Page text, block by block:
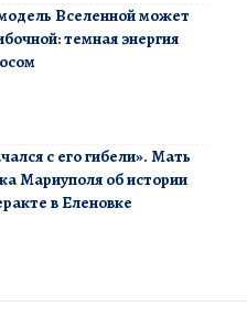
Вселенной может
темная энергия
с его гибели». Мать
Мариуполя об истории
в Еленовке